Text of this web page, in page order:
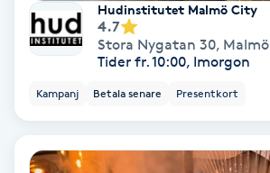
Shiatsu
Hudinstitutet Malmö City
4.7
Stora Nygatan 30, Malmö
Tider fr. 10:00, Imorgon
Kampanj Betala senare Presentkort